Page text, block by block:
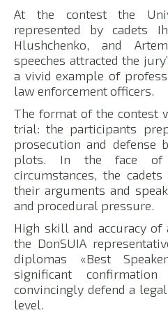
At the contest the
represented by cadets
Hlushchenko, and
speeches attracted the
a vivid example of
law enforcement officers.
The format of the contest
trial: the participants
prosecution and defense
plots. In the face of
circumstances, the
their arguments and
and procedural pressure.
High skill and accuracy
the DonSUIA
diplomas «Best
significant
convincingly defend a
level.